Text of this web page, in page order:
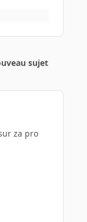
sujet
za pro